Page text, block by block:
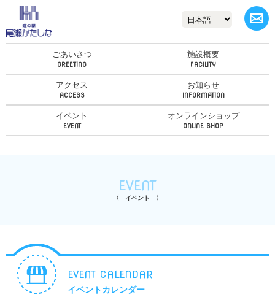
ごあいさつ 施設概要
アクセス お知らせ
イベント オンラインショップ
EVENT
イベント
EVENT CALENDAR
イベントカレンダー